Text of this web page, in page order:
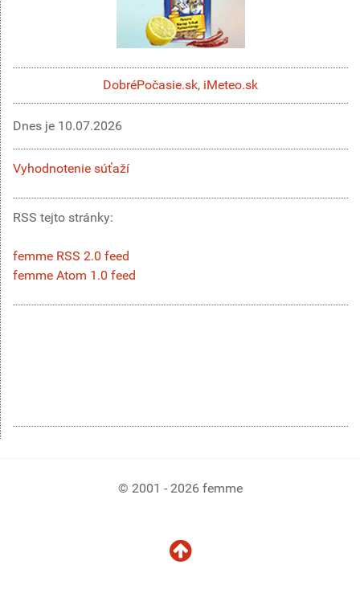
DobréPočasie.sk, iMeteo.sk
Dnes je 10.07.2026
Vyhodnotenie súťaží
RSS tejto stránky:
femme RSS 2.0 feed
femme Atom 1.0 feed
© 2001 - 2026 femme